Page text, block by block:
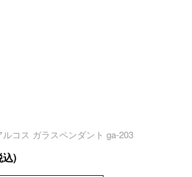
ルコス ガラスペンダント ga-203
込)